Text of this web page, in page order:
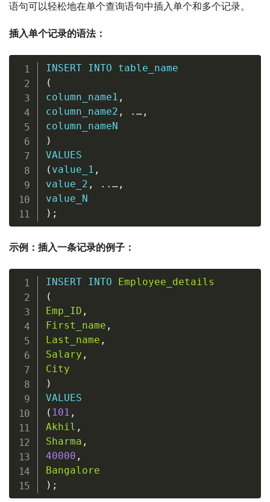
语句可以轻松地在单个查询语句中插入单个和多个记录。
插入单个记录的语法：
INSERT INTO
(
column_name1 ,
column_name2 , . … ,
)
VALUES
( value_1 ,
value_2 , . . … ,
) ;
示例：插入一条记录的例子：
INSERT INTO
Employee_details
(
Emp_ID ,
First_name ,
Last_name ,
Salary ,
City
)
VALUES
( 101 ,
Akhil ,
Sharma ,
40000 ,
Bangalore
) ;